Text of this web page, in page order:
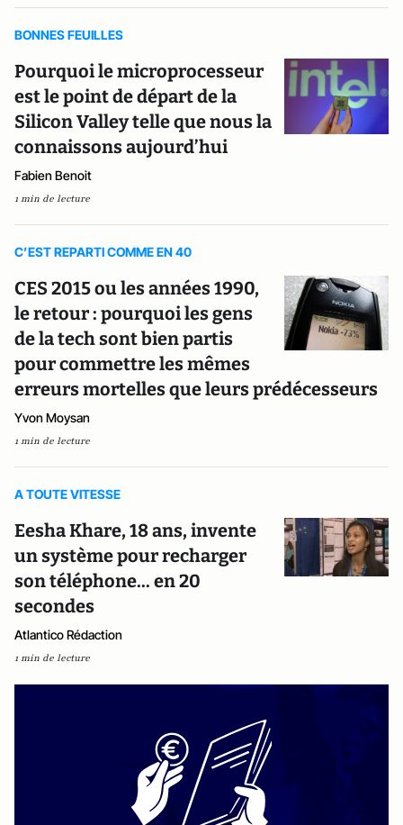
BONNES FEUILLES
Pourquoi le microprocesseur
est le point de départ de la
Silicon Valley telle que nous la
connaissons aujourd’hui
Fabien Benoit
1 min de lecture
C’EST REPARTI COMME EN 40
CES 2015 ou les années 1990,
le retour : pourquoi les gens
de la tech sont bien partis
pour commettre les mêmes
erreurs mortelles que leurs prédécesseurs
Yvon Moysan
1 min de lecture
A TOUTE VITESSE
Eesha Khare, 18 ans, invente
un système pour recharger
son téléphone... en 20
secondes
Atlantico Rédaction
1 min de lecture